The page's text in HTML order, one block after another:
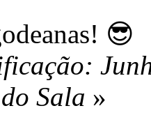
😎
Sala »